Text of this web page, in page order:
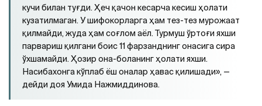
кучи билан туғди. Ҳеч қачон кесарча кесиш ҳолати
кузатилмаган. У шифокорларга ҳам тез-тез мурожаат
қилмайди, жуда ҳам соғлом аёл. Турмуш ўртоғи яхши
парвариш қилгани боис 11 фарзанднинг онасига сира
ўхшамайди. Ҳозир она-боланинг ҳолати яхши.
Насибахонга кўплаб ёш оналар ҳавас қилишади», —
дейди доя Умида Нажмиддинова.